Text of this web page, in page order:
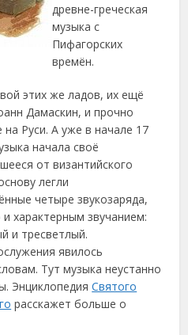
древне-греческая
музыка с
Пифагорских
времён.
этих же ладов, их ещё
Дамаскин, и прочно
Руси. А уже в начале 17
начала своё
от византийского
легли
четыре звукозаряда,
характерным звучанием:
и тресветлый.
явилось
Тут музыка неустанно
ЭнциклопедияСвятого
расскажет больше о